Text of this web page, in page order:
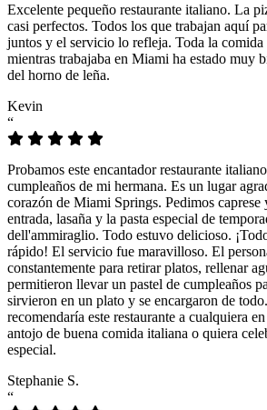
Excelente pequeño restaurante italiano. La
casi perfectos. Todos los que trabajan aquí
juntos y el servicio lo refleja. Toda la comida
mientras trabajaba en Miami ha estado muy
del horno de leña.
Kevin
“
Probamos este encantador restaurante
cumpleaños de mi hermana. Es un lugar
corazón de Miami Springs. Pedimos caprese
entrada, lasaña y la pasta especial de
dell'ammiraglio. Todo estuvo delicioso.
rápido! El servicio fue maravilloso. El
constantemente para retirar platos, rellenar
permitieron llevar un pastel de cumpleaños
sirvieron en un plato y se encargaron de
recomendaría este restaurante a cualquiera
antojo de buena comida italiana o quiera
especial.
Stephanie S.
“